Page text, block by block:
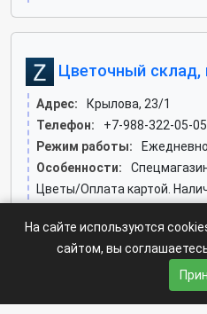
Цветочный склад,
Адрес:
Крылова, 23/1
Телефон:
+7-988-322-05-05
Режим работы:
Особенности:
Цветы/Оплата картой.
По всем возникающим
На сайте может быть
На сайте используются
сайтом, вы